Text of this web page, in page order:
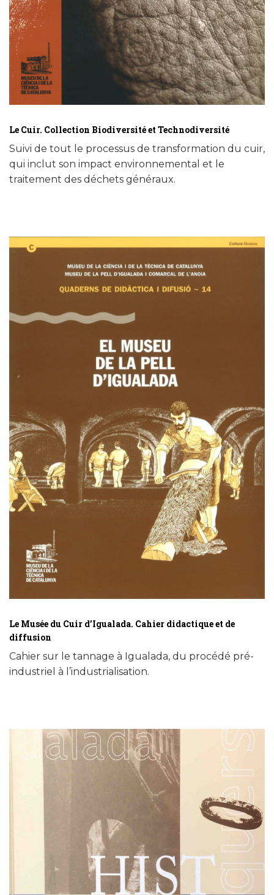
Le Cuir. Collection Biodiversité et Technodiversité
Suivi de tout le processus de transformation du cuir,
qui inclut son impact environnemental et le
traitement des déchets généraux.
Le Musée du Cuir d’Igualada. Cahier didactique et de
diffusion
Cahier sur le tannage à Igualada, du procédé pré-
industriel à l’industrialisation.